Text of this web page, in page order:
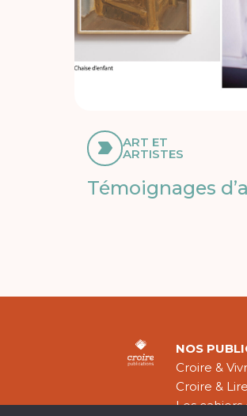
ART ET
ARTISTES
Témoignages
NOS
Croire &
Croire & Lire
Les cahiers